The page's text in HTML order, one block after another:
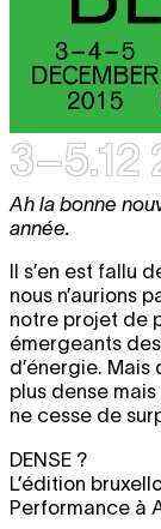
3–5.12
Ah la bonne
année.
Il s’en est fallu
nous n’aurions
notre projet de
émergeants
d’énergie. Mais
plus dense
ne cesse de
DENSE ?
L’édition
Performance à